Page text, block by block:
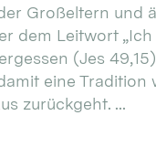
Großeltern und
dem Leitwort
(Jes
eine Tradition
zurückgeht. ...